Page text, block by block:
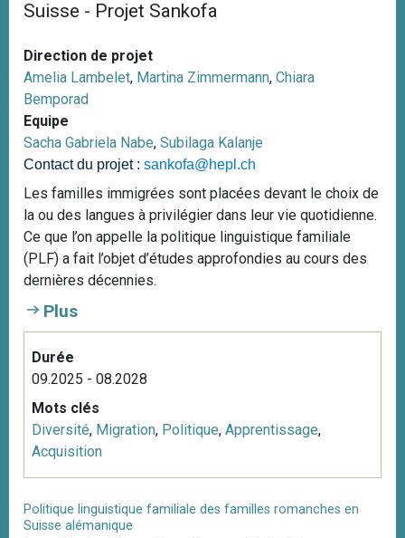
Suisse - Projet Sankofa
Direction de projet
Amelia Lambelet, Martina Zimmermann, Chiara
Bemporad
Equipe
Sacha Gabriela Nabe, Subilaga Kalanje
Contact du projet : sankofa@hepl.ch
Les familles immigrées sont placées devant le choix de
la ou des langues à privilégier dans leur vie quotidienne.
Ce que l’on appelle la politique linguistique familiale
(PLF) a fait l’objet d’études approfondies au cours des
dernières décennies.
Plus
Durée
09.2025 - 08.2028
Mots clés
Diversité, Migration, Politique, Apprentissage,
Acquisition
Politique linguistique familiale des familles romanches en
Suisse alémanique